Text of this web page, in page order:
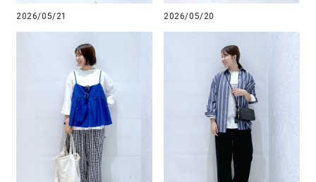
2026/05/21 2026/05/20